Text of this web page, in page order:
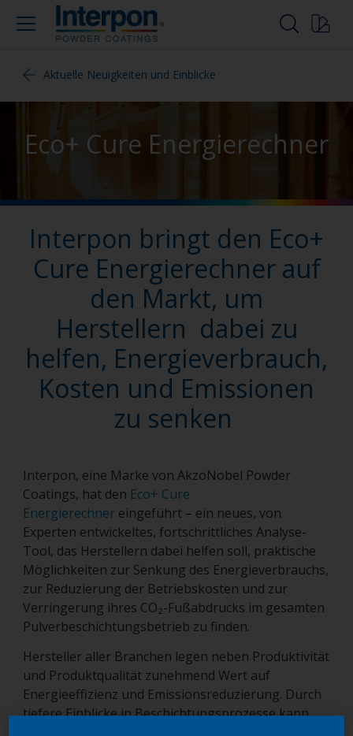
Aktuelle Neuigkeiten und Einblicke
Eco+ Cure Energierechner
Interpon bringt den Eco+
Cure Energierechner auf
den Markt, um
Herstellern dabei zu
helfen, Energieverbrauch,
Kosten und Emissionen
zu senken
Interpon, eine Marke von AkzoNobel Powder
Coatings, hat den Eco+ Cure
Energierechner eingeführt – ein neues, von
Experten entwickeltes, fortschrittliches Analyse-
Tool, das Herstellern dabei helfen soll, praktische
Möglichkeiten zur Senkung des Energieverbrauchs,
zur Reduzierung der Betriebskosten und zur
Verringerung ihres CO₂-Fußabdrucks im gesamten
Pulverbeschichtungsbetrieb zu finden.
Hersteller aller Branchen legen neben Produktivität
und Produktqualität zunehmend Wert auf
Energieeffizienz und Emissionsreduzierung. Durch
tiefere Einblicke in Beschichtungsprozesse kann